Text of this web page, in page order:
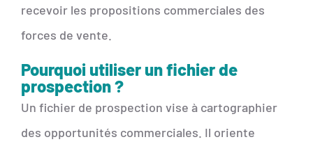
recevoir les propositions commerciales des
forces de vente.
Pourquoi utiliser un fichier de
prospection ?
Un fichier de prospection vise à cartographier
des opportunités commerciales. Il oriente